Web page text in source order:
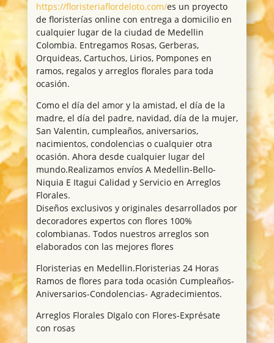
https://floristeriaflordeloto.com/es un proyecto
de floristerías online con entrega a domicilio en
cualquier lugar de la ciudad de Medellin
Colombia. Entregamos Rosas, Gerberas,
Orquideas, Cartuchos, Lirios, Pompones en
ramos, regalos y arreglos florales para toda
ocasión.
Como el día del amor y la amistad, el día de la
madre, el día del padre, navidad, día de la mujer,
San Valentin, cumpleaños, aniversarios,
nacimientos, condolencias o cualquier otra
ocasión. Ahora desde cualquier lugar del
mundo.Realizamos envíos A Medellin-Bello-
Niquia E Itagui Calidad y Servicio en Arreglos
Florales.
Diseños exclusivos y originales desarrollados por
decoradores expertos con flores 100%
colombianas. Todos nuestros arreglos son
elaborados con las mejores flores
Floristerias en Medellin.Floristerias 24 Horas
Ramos de flores para toda ocasión Cumpleaños-
Aniversarios-Condolencias- Agradecimientos.
Arreglos Florales DIgalo con Flores-Exprésate
con rosas